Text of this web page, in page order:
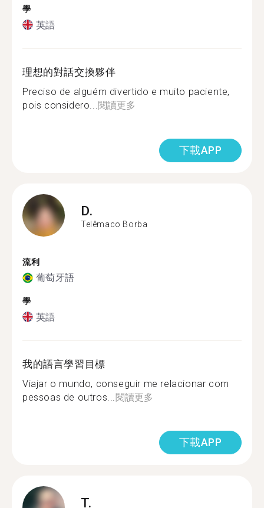
學
英語
理想的對話交換夥伴
Preciso de alguém divertido e muito paciente,
pois considero... 閱讀更多
下載APP
D.
Telêmaco Borba
流利
葡萄牙語
學
英語
我的語言學習目標
Viajar o mundo, conseguir me relacionar com
pessoas de outros... 閱讀更多
下載APP
T.